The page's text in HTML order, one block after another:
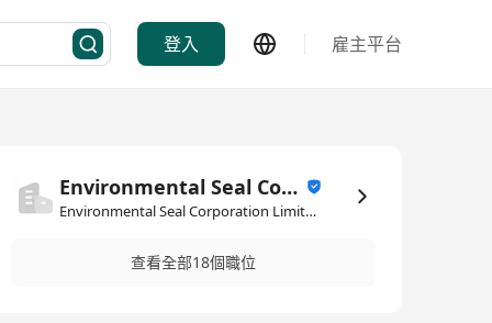
登入 雇主平台
Environmental Seal Corporation Limited
Environmental Seal Corporation Limited·建造業
查看全部18個職位